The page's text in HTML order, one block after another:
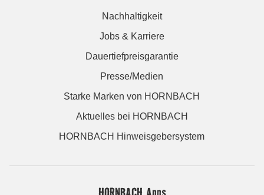
Nachhaltigkeit
Jobs & Karriere
Dauertiefpreisgarantie
Presse/Medien
Starke Marken von HORNBACH
Aktuelles bei HORNBACH
HORNBACH Hinweisgebersystem